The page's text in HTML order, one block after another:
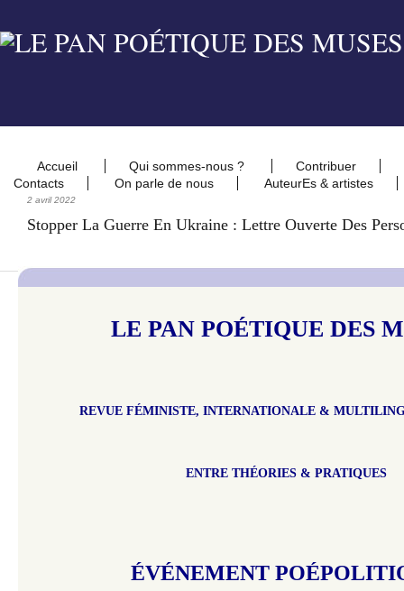
Accueil Qui sommes-nous ?
Contribuer
Contacts
On parle de nous AuteurEs & artistes
2 avril 2022
Stopper La Guerre En Ukraine : Lettre Ouverte Des
LE PAN POÉTIQUE DES
REVUE FÉMINISTE, INTERNATIONALE &
ENTRE THÉORIES & PRATIQUES
ÉVÉNEMENT